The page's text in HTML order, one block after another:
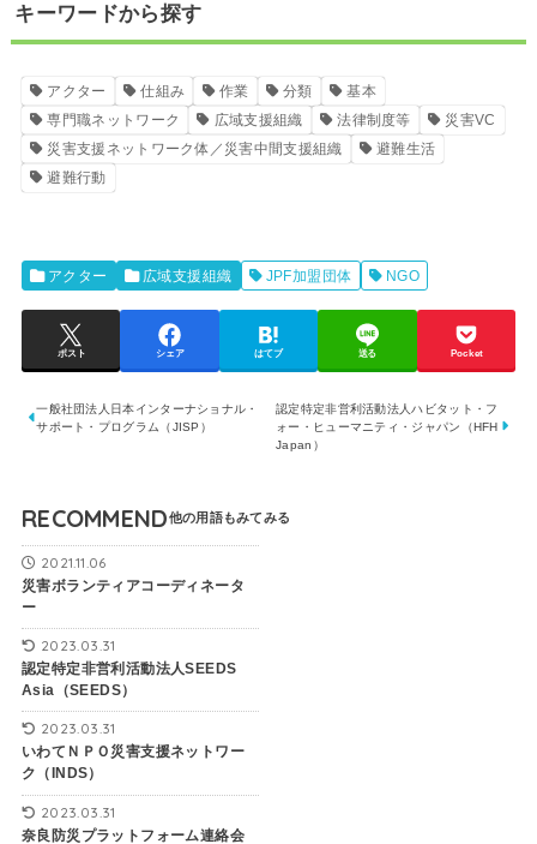
キーワードから探す
アクター 仕組み 作業 分類
基本
専門職ネットワーク
広域支援組織 法律制度等
災害VC
災害支援ネットワーク体／災害中間支援組織
避難生活
避難行動
アクター 広域支援組織 JPF加盟団体 NGO
ポスト シェア はてブ 送る Pocket
一般社団法人日本インターナショナル・
サポート・プログラム（JISP）
認定特定非営利活動法人ハビタット・フ
ォー・ヒューマニティ・ジャパン（HFH
Japan）
RECOMMEND
2021.11.06
災害ボランティアコーディネータ
ー
2023.03.31
認定特定非営利活動法人SEEDS
Asia（SEEDS）
2023.03.31
いわてＮＰＯ災害支援ネットワー
ク（INDS）
2023.03.31
奈良防災プラットフォーム連絡会